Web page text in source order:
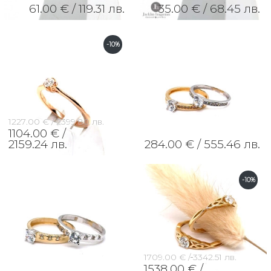
61.00 € / 119.31 лв. 35.00 € / 68.45 лв.
-10%
1227.00 € / 2399.80 лв.
1104.00 € /
2159.24 лв. 284.00 € / 555.46 лв.
-10%
1709.00 € / 3342.51 лв.